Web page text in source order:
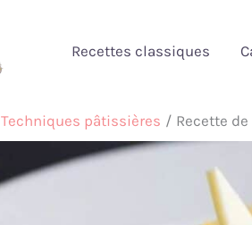
Recettes classiques
Techniques pâtissières Recette